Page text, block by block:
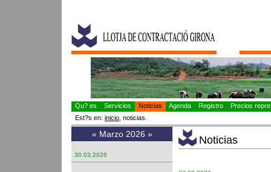
Qu? es Servicios Noticias Agenda Registro
Precios
Est?s en: inicio , noticias.
« Marzo 2026 »
30.03.2026
Noticias